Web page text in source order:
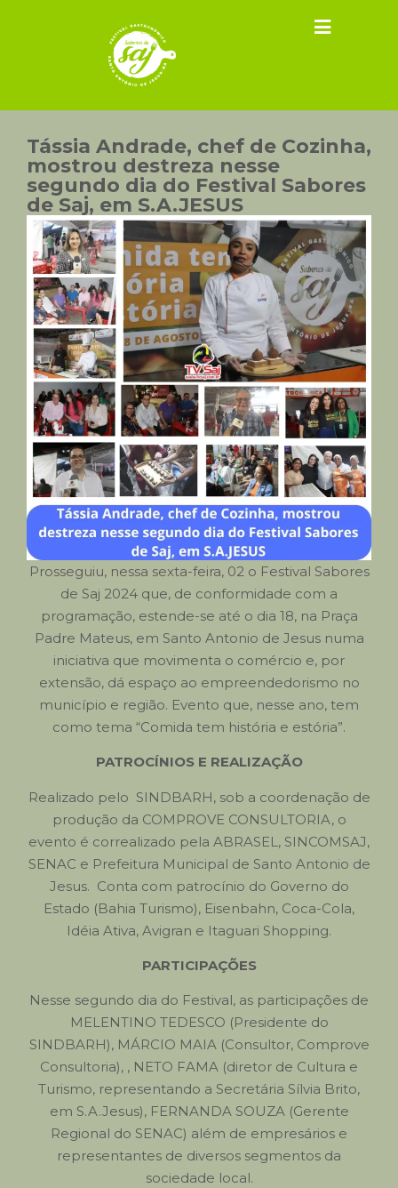
Tássia Andrade, chef de Cozinha,
mostrou destreza nesse
segundo dia do Festival Sabores
de Saj, em S.A.JESUS
Prosseguiu, nessa sexta-feira, 02 o Festival Sabores
de Saj 2024 que, de conformidade com a
programação, estende-se até o dia 18, na Praça
Padre Mateus, em Santo Antonio de Jesus numa
iniciativa que movimenta o comércio e, por
extensão, dá espaço ao empreendedorismo no
município e região. Evento que, nesse ano, tem
como tema “Comida tem história e estória”.
PATROCÍNIOS E REALIZAÇÃO
Realizado pelo SINDBARH, sob a coordenação de
produção da COMPROVE CONSULTORIA, o
evento é correalizado pela ABRASEL, SINCOMSAJ,
SENAC e Prefeitura Municipal de Santo Antonio de
Jesus. Conta com patrocínio do Governo do
Estado (Bahia Turismo), Eisenbahn, Coca-Cola,
Idéia Ativa, Avigran e Itaguari Shopping.
PARTICIPAÇÕES
Nesse segundo dia do Festival, as participações de
MELENTINO TEDESCO (Presidente do
SINDBARH), MÁRCIO MAIA (Consultor, Comprove
Consultoria), , NETO FAMA (diretor de Cultura e
Turismo, representando a Secretária Sílvia Brito,
em S.A.Jesus), FERNANDA SOUZA (Gerente
Regional do SENAC) além de empresários e
representantes de diversos segmentos da
sociedade local.